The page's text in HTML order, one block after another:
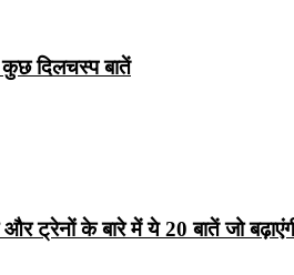
दिलचस्प बातें
ट्रेनों के बारे में ये 20 बातें जो